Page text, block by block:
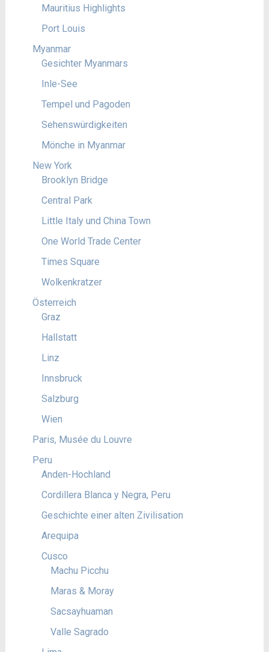
Mauritius Highlights
Port Louis
Myanmar
Gesichter Myanmars
Inle-See
Tempel und Pagoden
Sehenswürdigkeiten
Mönche in Myanmar
New York
Brooklyn Bridge
Central Park
Little Italy und China Town
One World Trade Center
Times Square
Wolkenkratzer
Österreich
Graz
Hallstatt
Linz
Innsbruck
Salzburg
Wien
Paris, Musée du Louvre
Peru
Anden-Hochland
Cordillera Blanca y Negra, Peru
Geschichte einer alten Zivilisation
Arequipa
Cusco
Machu Picchu
Maras & Moray
Sacsayhuaman
Valle Sagrado